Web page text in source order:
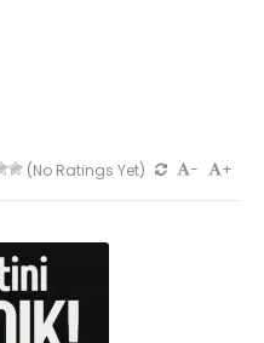
(No Ratings Yet) +
-